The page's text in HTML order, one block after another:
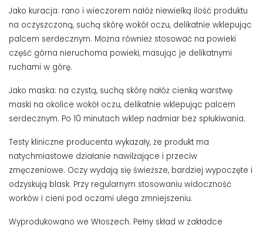
Jako kuracja: rano i wieczorem nałóż niewielką ilość produktu
na oczyszczoną, suchą skórę wokół oczu, delikatnie wklepując
palcem serdecznym. Można również stosować na powieki
część górna nieruchoma powieki, masując je delikatnymi
ruchami w górę.
Jako maska: na czystą, suchą skórę nałóż cienką warstwę
maski na okolice wokół oczu, delikatnie wklepując palcem
serdecznym. Po 10 minutach wklep nadmiar bez spłukiwania.
Testy kliniczne producenta wykazały, że produkt ma
natychmiastowe działanie nawilżające i przeciw
zmęczeniowe. Oczy wydają się świeższe, bardziej wypoczęte i
odzyskują blask. Przy regularnym stosowaniu widoczność
worków i cieni pod oczami ulega zmniejszeniu.
Wyprodukowano we Włoszech. Pełny skład w zakładce